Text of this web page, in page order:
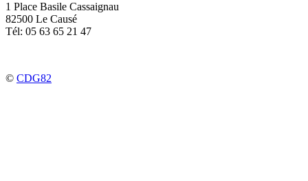
1 Place Basile Cassaignau
82500 Le Causé
Tél: 05 63 65 21 47
© CDG82